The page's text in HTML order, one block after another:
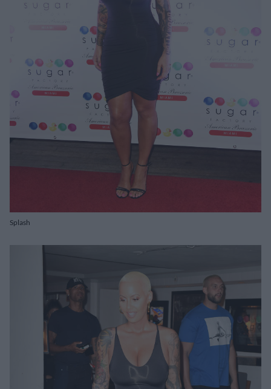
Splash